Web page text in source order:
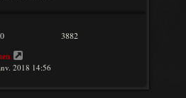
0 3882
2018 14:56